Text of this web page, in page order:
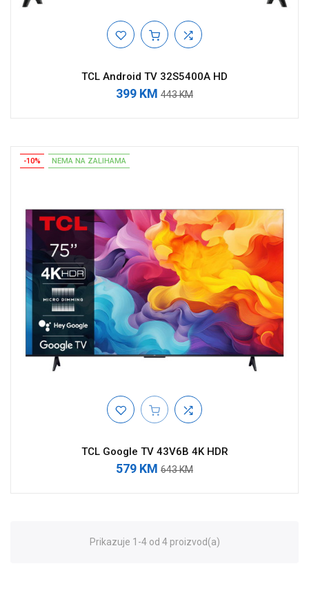
TCL Android TV 32S5400A HD
399 KM 443 KM
-10% NEMA NA ZALIHAMA
TCL Google TV 43V6B 4K HDR
579 KM 643 KM
Prikazuje 1-4 od 4 proizvod(a)